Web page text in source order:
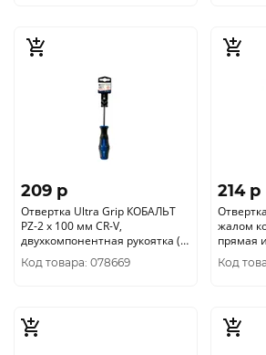
209 p
Отвертка Ultra Grip КОБАЛЬТ
PZ-2 х 100 мм CR-V,
двухкомпонентная рукоятка (1
шт.) подвес 646-416
Код товара: 078669
214 p
жалом
прямая
мм PH2
Код